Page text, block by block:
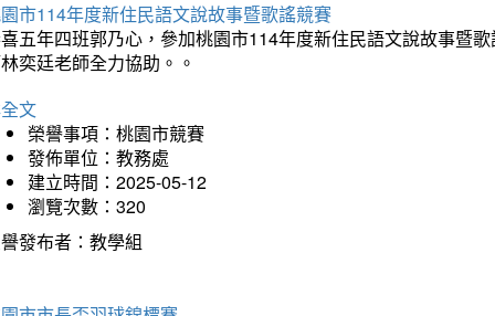
市114年度新住民語文說故事暨歌謠競賽
五年四班郭乃心，參加桃園市114年度新住民語文說故事暨
奕廷老師全力協助。。
文
榮譽事項：桃園市競賽
發佈單位：教務處
建立時間：2025-05-12
瀏覽次數：320
發布者：教學組